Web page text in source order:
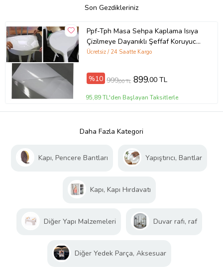
Son Gezdikleriniz
Ppf-Tph Masa Sehpa Kaplama Isıya
Çizilmeye Dayanıklı Şeffaf Koruyucu
50cmX152cm
Ücretsiz / 24 Saatte Kargo
%10 999,00 TL 899,00 TL
95,89 TL'den Başlayan Taksitlerle
Daha Fazla Kategori
Kapı, Pencere Bantları Yapıştırıcı, Bantlar
Kapı, Kapı Hırdavatı
Diğer Yapı Malzemeleri Duvar rafı, raf
Diğer Yedek Parça, Aksesuar